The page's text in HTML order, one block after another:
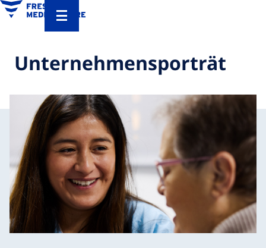
Unternehmensporträt